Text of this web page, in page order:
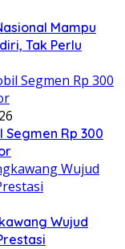
Mampu
Tak Perlu
Segmen Rp 300
Wujud